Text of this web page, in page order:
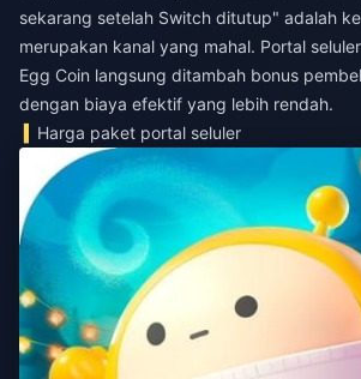
sekarang setelah Switch ditutup" adalah
merupakan kanal yang mahal. Portal
Egg Coin langsung ditambah bonus
dengan biaya efektif yang lebih rendah.
Harga paket portal seluler